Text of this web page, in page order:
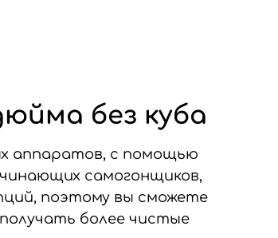
без куба
аппаратов, с помощью
самогонщиков,
поэтому вы сможете
более чистые